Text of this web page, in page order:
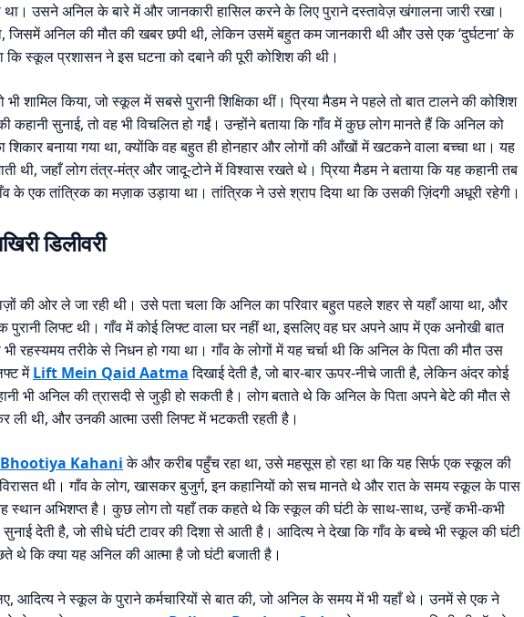
था। उसने अनिल के बारे में और जानकारी हासिल करने के लिए पुराने दस्तावेज़ खंगालना जारी रखा।
जिसमें अनिल की मौत की खबर छपी थी, लेकिन उसमें बहुत कम जानकारी थी और उसे एक ‘दुर्घटना’ के
कि स्कूल प्रशासन ने इस घटना को दबाने की पूरी कोशिश की थी।
शामिल किया, जो स्कूल में सबसे पुरानी शिक्षिका थीं। प्रिया मैडम ने पहले तो बात टालने की कोशिश
सुनाई, तो वह भी विचलित हो गईं। उन्होंने बताया कि गाँव में कुछ लोग मानते हैं कि अनिल को
शिकार बनाया गया था, क्योंकि वह बहुत ही होनहार और लोगों की आँखों में खटकने वाला बच्चा था। यह
थी, जहाँ लोग तंत्र-मंत्र और जादू-टोने में विश्वास रखते थे। प्रिया मैडम ने बताया कि यह कहानी तब
एक तांत्रिक का मज़ाक उड़ाया था। तांत्रिक ने उसे श्राप दिया था कि उसकी ज़िंदगी अधूरी रहेगी।
डिलीवरी
की ओर ले जा रही थी। उसे पता चला कि अनिल का परिवार बहुत पहले शहर से यहाँ आया था, और
पुरानी लिफ्ट थी। गाँव में कोई लिफ्ट वाला घर नहीं था, इसलिए वह घर अपने आप में एक अनोखी बात
रहस्यमय तरीके से निधन हो गया था। गाँव के लोगों में यह चर्चा थी कि अनिल के पिता की मौत उस
मेंLift Mein Qaid Aatmaदिखाई देती है, जो बार-बार ऊपर-नीचे जाती है, लेकिन अंदर कोई
भी अनिल की त्रासदी से जुड़ी हो सकती है। लोग बताते थे कि अनिल के पिता अपने बेटे की मौत से
ली थी, और उनकी आत्मा उसी लिफ्ट में भटकती रहती है।
Kahaniके और करीब पहुँच रहा था, उसे महसूस हो रहा था कि यह सिर्फ एक स्कूल की
विरासत थी। गाँव के लोग, खासकर बुजुर्ग, इन कहानियों को सच मानते थे और रात के समय स्कूल के पास
अभिशप्त है। कुछ लोग तो यहाँ तक कहते थे कि स्कूल की घंटी के साथ-साथ, उन्हें कभी-कभी
देती है, जो सीधे घंटी टावर की दिशा से आती है। आदित्य ने देखा कि गाँव के बच्चे भी स्कूल की घंटी
कि क्या यह अनिल की आत्मा है जो घंटी बजाती है।
आदित्य ने स्कूल के पुराने कर्मचारियों से बात की, जो अनिल के समय में भी यहाँ थे। उनमें से एक ने